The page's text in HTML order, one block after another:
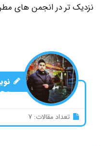
نزدیک تر در انجمن های
تعداد مقالات: 7